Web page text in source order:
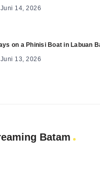
Juni 14, 2026
on a Phinisi Boat in Labuan
Juni 13, 2026
Batam